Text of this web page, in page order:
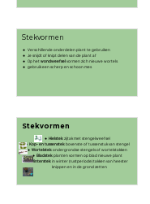
Stekvormen
Verschillende onderdelen plant te gebruiken
Je snijdt of knipt delen van de plant af
Op hetwondweefselvormen zich nieuwe wortels
gebruik een scherp en schoon mes
Stekvormen
Hielstek: zijtak met stengelweefsel
Kop- en tussenstek: bovenste of tussenstuk van stengel
Wortelstek: ondergrondse stengels of wortelstokken
Bladstek: planten vormen op blad nieuwe plant
Winterstek: in winter (rustperiode) takken van heester
knippen en in de grond zetten